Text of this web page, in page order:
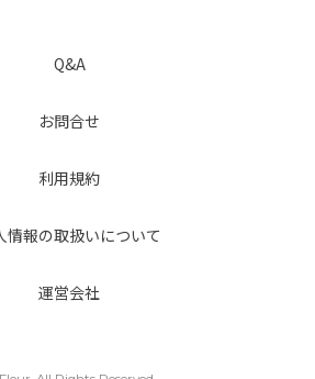
Q&A
お問合せ
利用規約
情報の取扱いについて
運営会社